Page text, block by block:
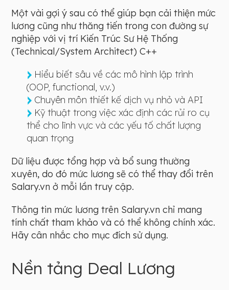
Một vài gợi ý sau có thể giúp bạn cải thiện mức
lương cũng như thăng tiến trong con đường sự
nghiệp với vị trí Kiến Trúc Sư Hệ Thống
(Technical/System Architect) C++
Hiểu biết sâu về các mô hình lập trình
(OOP, functional, v.v.)
Chuyên môn thiết kế dịch vụ nhỏ và API
Kỹ thuật trong việc xác định các rủi ro cụ
thể cho lĩnh vực và các yếu tố chất lượng
quan trọng
Dữ liệu được tổng hợp và bổ sung thường
xuyên, do đó mức lương sẽ có thể thay đổi trên
Salary.vn ở mỗi lần truy cập.
Thông tin mức lương trên Salary.vn chỉ mang
tính chất tham khảo và có thể không chính xác.
Hãy cân nhắc cho mục đích sử dụng.
Nền tảng Deal Lương